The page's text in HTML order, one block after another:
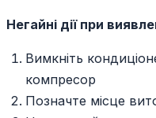
Негайні дії при
Вимкніть
компресор
Позначте місце